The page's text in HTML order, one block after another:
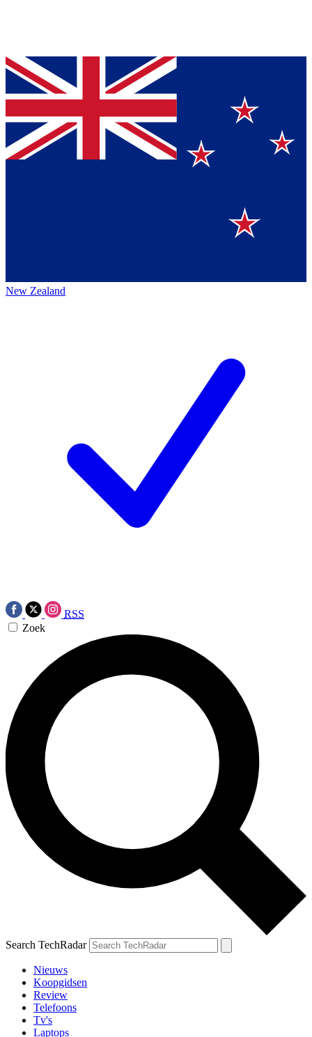
New Zealand
RSS
Zoek
Search TechRadar
Nieuws
Koopgidsen
Review
Telefoons
Tv's
Laptops